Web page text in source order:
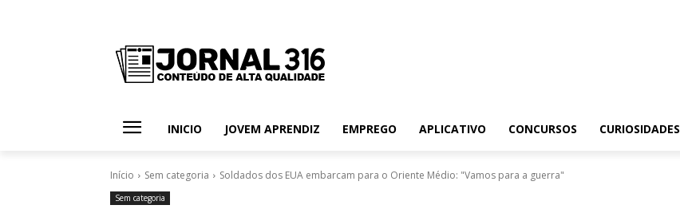
INICIO JOVEM APRENDIZ EMPREGO APLICATIVO CONCURSOS CURIOSIDADES
Início Sem categoria Soldados dos EUA embarcam para o Oriente Médio: "Vamos para a guerra"
Sem categoria